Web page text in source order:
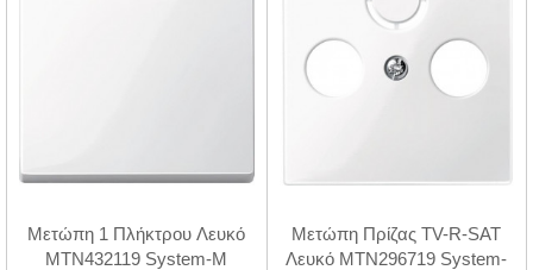
Μετώπη 1 Πλήκτρου Λευκό
MTN432119 System-M
Μετώπη Πρίζας TV-R-SAT
Λευκό MTN296719 System-